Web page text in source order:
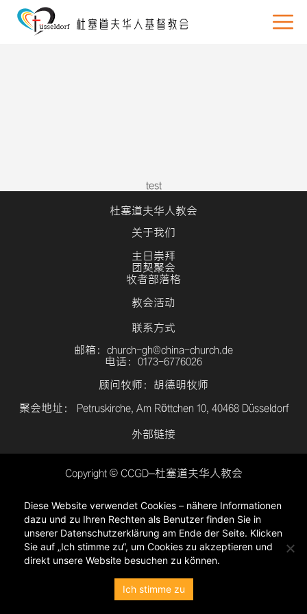
test
杜塞道夫华人教会
关于我们
主日崇拜
团契聚会
牧者部落格
教会活动
联系方式
邮箱：church-gh@china-church.de
电话：0173-6776026
顾问牧师：胡德明牧师
聚会地址： Petruskirche, Am Röttchen 10, 40468 Düsseldorf
外部链接
Copyright © CCGD–杜塞道夫华人教会
隐私政策
Diese Website verwendet Cookies – nähere Informationen
dazu und zu Ihren Rechten als Benutzer finden Sie in
unserer Datenschutzerklärung am Ende der Seite. Klicken
Sie auf „Ich stimme zu“, um Cookies zu akzeptieren und
direkt unsere Website besuchen zu können.
Ich stimme zu